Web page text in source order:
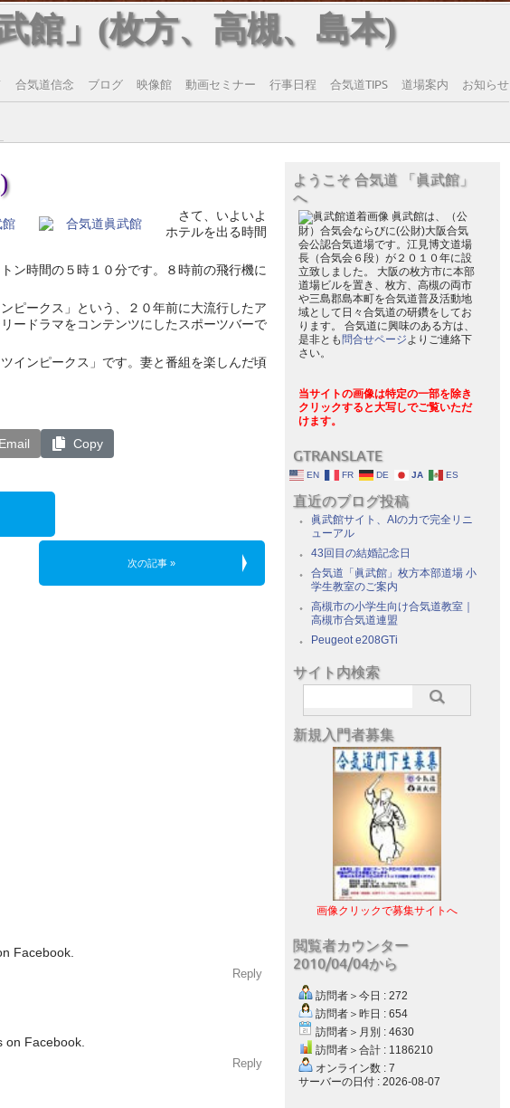
館」(枚方、高槻、島本)
合気道信念 ブログ 映像館 動画セミナー 行事日程 合気道TIPS 道場案内 お知らせ
さて、いよいよ
ホテルを出る時間
ン時間の５時１０分です。８時前の飛行機に
ピークス」という、２０年前に大流行したア
ードラマをコンテンツにしたスポーツバーで
インピークス」です。妻と番組を楽しんだ頃
Email Copy
次の記事 »
Facebook.
Reply
on Facebook.
Reply
ようこそ 合気道 「眞武館」
へ
眞武館は、（公
財）合気会ならびに(公財)大阪合気
会公認合気道場です。江見博文道場
長（合気会６段）が２０１０年に設
立致しました。 大阪の枚方市に本部
道場ビルを置き、枚方、高槻の両市
や三島郡島本町を合気道普及活動地
域として日々合気道の研鑽をしてお
ります。 合気道に興味のある方は、
是非とも 問合せページよりご連絡下
さい。
当サイトの画像は特定の一部を除き
クリックすると大写しでご覧いただ
けます。
GTRANSLATE
EN FR DE JA ES
直近のブログ投稿
眞武館サイト、AIの力で完全リニ
ューアル
43回目の結婚記念日
合気道「眞武館」枚方本部道場 小
学生教室のご案内
高槻市の小学生向け合気道教室｜
高槻市合気道連盟
Peugeot e208GTi
サイト内検索
新規入門者募集
画像クリックで募集サイトへ
閲覧者カウンター
2010/04/04から
訪問者＞今日 : 272
訪問者＞昨日 : 654
訪問者＞月別 : 4630
訪問者＞合計 : 1186210
オンライン数 : 7
サーバーの日付 : 2026-08-07